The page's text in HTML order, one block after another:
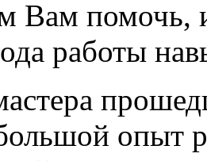
помочь,
работы
опыт